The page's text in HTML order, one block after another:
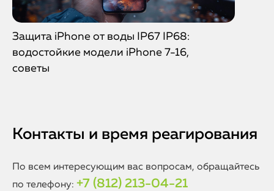
Защита iPhone от воды IP67 IP68:
водостойкие модели iPhone 7-16,
советы
Контакты и время реагирования
По всем интересующим вас вопросам, обращайтесь
по телефону: +7 (812) 213-04-21